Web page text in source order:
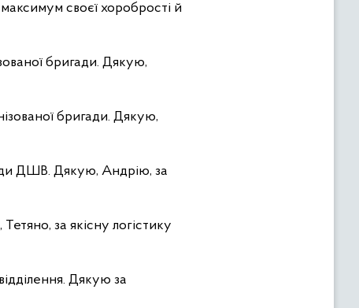
своєї хоробрості й
бригади. Дякую,
бригади. Дякую,
ДШВ. Дякую, Андрію, за
за якісну логістику
Дякую за